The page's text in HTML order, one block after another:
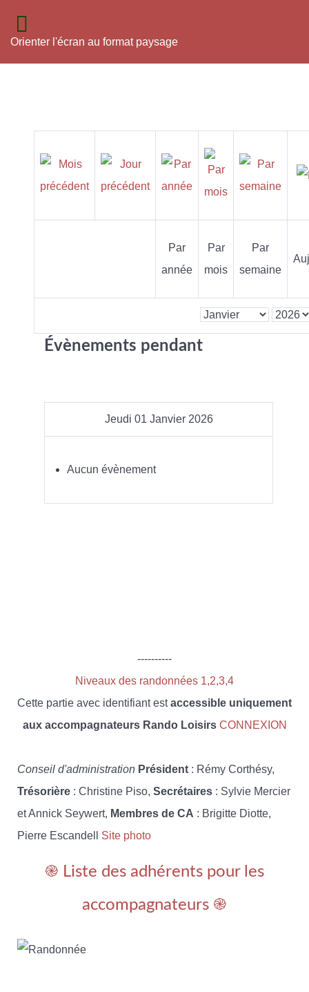
Orienter l'écran au format paysage
Par
année
Par
mois
Par
semaine
Évènements pendant
Jeudi 01 Janvier 2026
Aucun évènement
----------
Niveaux des randonnées 1,2,3,4
Cette partie avec identifiant estaccessible uniquement
aux accompagnateurs Rando Loisirs CONNEXION
Conseil d'administration Président : Rémy Corthésy,
Trésorière : Christine Piso, Secrétaires : Sylvie Mercier
et Annick Seywert, Membres de CA : Brigitte Diotte,
Pierre Escandell Site photo
֎ Liste des adhérents pour les
accompagnateurs ֎